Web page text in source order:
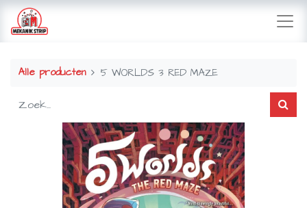
Alle producten 5 WORLDS 3 RED MAZE